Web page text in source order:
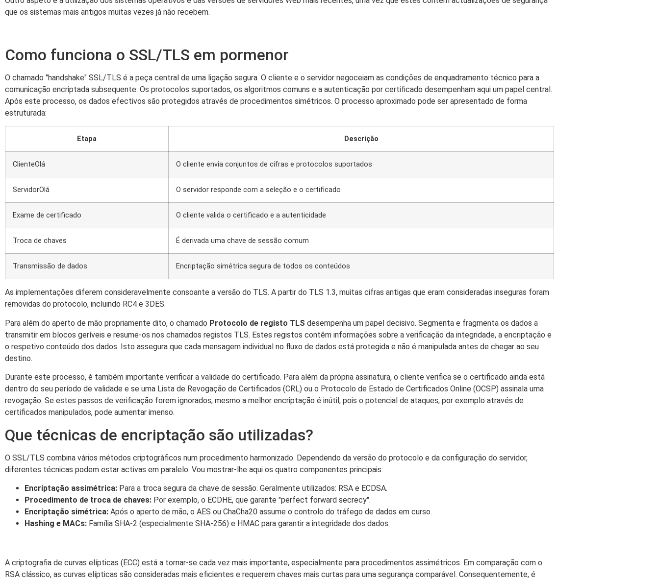
que os sistemas mais antigos muitas vezes já não recebem.
Como funciona o SSL/TLS em pormenor
O chamado "handshake" SSL/TLS é a peça central de uma ligação segura. O cliente e o servidor negoceiam as condições de enquadramento técnico para a
comunicação encriptada subsequente. Os protocolos suportados, os algoritmos comuns e a autenticação por certificado desempenham aqui um papel central.
Após este processo, os dados efectivos são protegidos através de procedimentos simétricos. O processo aproximado pode ser apresentado de forma
estruturada:
Etapa Descrição
ClienteOlá O cliente envia conjuntos de cifras e protocolos suportados
ServidorOlá O servidor responde com a seleção e o certificado
Exame de certificado O cliente valida o certificado e a autenticidade
Troca de chaves É derivada uma chave de sessão comum
Transmissão de dados Encriptação simétrica segura de todos os conteúdos
As implementações diferem consideravelmente consoante a versão do TLS. A partir do TLS 1.3, muitas cifras antigas que eram consideradas inseguras foram
removidas do protocolo, incluindo RC4 e 3DES.
Para além do aperto de mão propriamente dito, o chamado Protocolo de registo TLS desempenha um papel decisivo. Segmenta e fragmenta os dados a
transmitir em blocos geríveis e resume-os nos chamados registos TLS. Estes registos contêm informações sobre a verificação da integridade, a encriptação e
o respetivo conteúdo dos dados. Isto assegura que cada mensagem individual no fluxo de dados está protegida e não é manipulada antes de chegar ao seu
destino.
Durante este processo, é também importante verificar a validade do certificado. Para além da própria assinatura, o cliente verifica se o certificado ainda está
dentro do seu período de validade e se uma Lista de Revogação de Certificados (CRL) ou o Protocolo de Estado de Certificados Online (OCSP) assinala uma
revogação. Se estes passos de verificação forem ignorados, mesmo a melhor encriptação é inútil, pois o potencial de ataques, por exemplo através de
certificados manipulados, pode aumentar imenso.
Que técnicas de encriptação são utilizadas?
O SSL/TLS combina vários métodos criptográficos num procedimento harmonizado. Dependendo da versão do protocolo e da configuração do servidor,
diferentes técnicas podem estar activas em paralelo. Vou mostrar-lhe aqui os quatro componentes principais:
Encriptação assimétrica: Para a troca segura da chave de sessão. Geralmente utilizados: RSA e ECDSA.
Procedimento de troca de chaves: Por exemplo, o ECDHE, que garante "perfect forward secrecy".
Encriptação simétrica: Após o aperto de mão, o AES ou ChaCha20 assume o controlo do tráfego de dados em curso.
Hashing e MACs: Família SHA-2 (especialmente SHA-256) e HMAC para garantir a integridade dos dados.
A criptografia de curvas elípticas (ECC) está a tornar-se cada vez mais importante, especialmente para procedimentos assimétricos. Em comparação com o
RSA clássico, as curvas elípticas são consideradas mais eficientes e requerem chaves mais curtas para uma segurança comparável. Consequentemente, é